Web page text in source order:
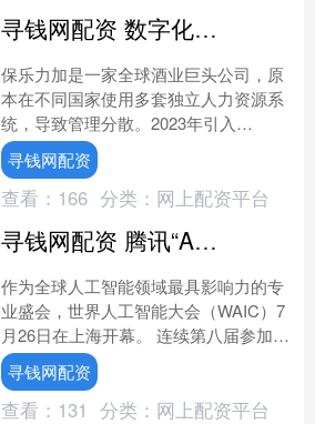
寻钱网配资 数字化重塑全球人力资源管理，静安发起“未来产业人力资源开放创新实验室”
保乐力加是一家全球酒业巨头公司，原
本在不同国家使用多套独立人力资源系
统，导致管理分散。2023年引入
BIPO（必博）的HMS系统后，全球分
公司整合到同一平台，实....
寻钱网配资
查看： 166 分类： 网上配资平台
寻钱网配资 腾讯“AI全家桶”集中亮相世界人工智能大会 让“好用的AI”成为普惠生产力
作为全球人工智能领域最具影响力的专
业盛会，世界人工智能大会（WAIC）7
月26日在上海开幕。 连续第八届参加大
会的腾讯，今年以“让‘好用的AI’成为普
惠生产力”....
寻钱网配资
查看： 131 分类： 网上配资平台